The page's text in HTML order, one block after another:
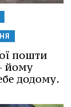
пошти
йому
додому.